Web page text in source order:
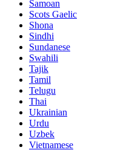
Samoan
Scots Gaelic
Shona
Sindhi
Sundanese
Swahili
Tajik
Tamil
Telugu
Thai
Ukrainian
Urdu
Uzbek
Vietnamese